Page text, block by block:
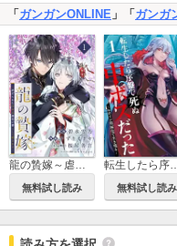
「 ガンガンONLINE 」「 ガンガ
無料試し読み 無料試し読み